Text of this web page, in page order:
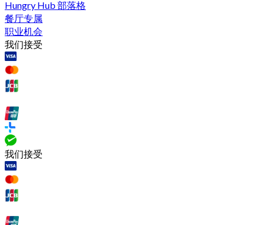
Hungry Hub 部落格
餐厅专属
职业机会
我们接受
我们接受